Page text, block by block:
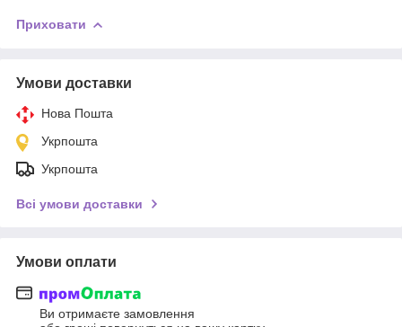
Приховати
Умови доставки
Нова Пошта
Укрпошта
Укрпошта
Всі умови доставки
Умови оплати
Ви отримаєте замовлення